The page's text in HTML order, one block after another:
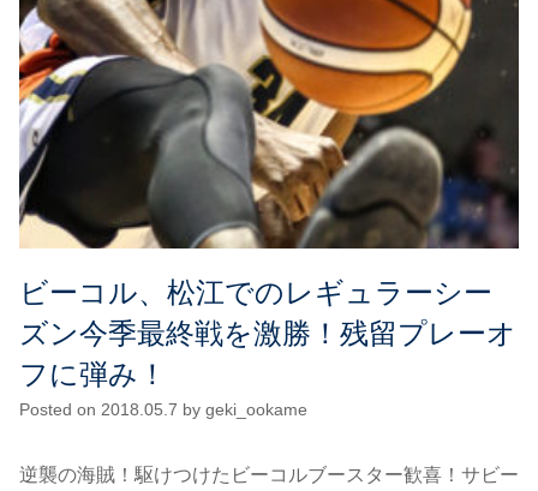
ビーコル、松江でのレギュラーシー
ズン今季最終戦を激勝！残留プレーオ
フに弾み！
Posted on 2018.05.7 by geki_ookame
逆襲の海賊！駆けつけたビーコルブースター歓喜！サビー